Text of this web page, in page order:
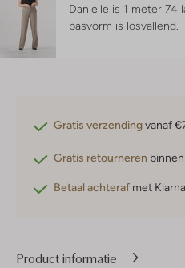
Danielle is 1 meter 74
pasvorm is losvallend
Gratis verzendingvanaf
Gratis retourneren
Betaal achteraf met Klarna
Product informatie